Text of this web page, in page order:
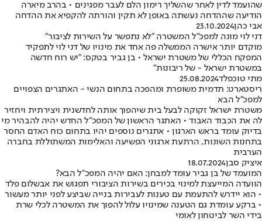
שהועמד לדין לאחר שהשליך רימון הלם לעבר מפגינים • בהרב מיארה
הודיעה שההדחה נעשתה באופן לא תקין והורתה להקפיא את ההדחה
אבי כהן23.10.2024
דני לוי מונה למפכ"ל המשטרה "לא נתפשר על השירות לציבור"
מוקדם יותר אישרה הממשלה פה אחד את מינויו של דני לוי לתפקיד
המפקח הכללי של משטרת ישראל • בן גביר בטקס: "יש רוח חדשה
במשטרת ישראל - של ריבונות"
מתי טוכפלד25.08.2024
ריסטארט: תדמית משופרת ומהפכה בתחום הנשי - האתגרים הצפויים
למפכ"ל הבא
משטרת ישראל זקוקה לבעל בית שיהפוך אותה לחדשנית ויצירתית ויחזיר
לה את הכבוד האבוד • האתגר הראשון של המפכ"ל החדש יהיה להבהיר מי
בדיוק עומד בראש הארגון • אתגרים נוספים יהיו בתחום כוח האדם החסר
בתחנות השונות, הרתעת ארגוני הפשיעה והאלימות המשתוללת בחברה
הערבית
איציק סבן18.07.2024
המועמד של בן גביר עומד למבחן: האם יהיה המפכ"ל הבא?
הוועדה המייעצת למינוי בכירים בשירות הציבורי תפגוש את אבשלום פלד
• הוא יידרש להתעמת עם טענות לעבירות בנייה שביצע לפני יותר מעשור
• ברקע עומדת גם הטענה שמינויו עלול להפוך את המשטרה לכלי שרת
בידי השר לביטחון לאומי